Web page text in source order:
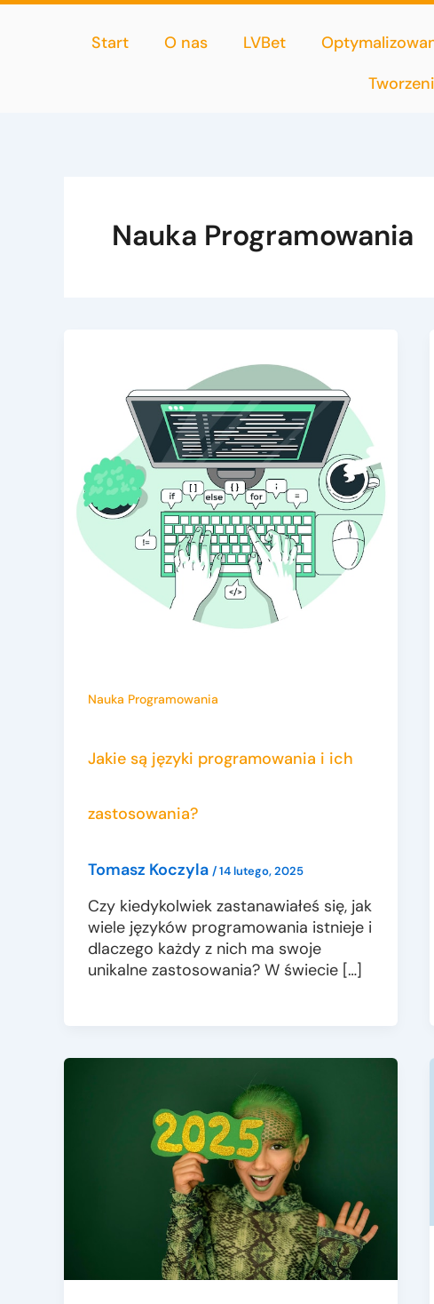
Przejdź
Start O nas LVBet
Nauka Programowania
Nauka Programowania
Jakie są języki programowania i ich
zastosowania?
Tomasz Koczyla /14 lutego, 2025
Czy kiedykolwiek zastanawiałeś się, jak
wiele języków programowania istnieje i
dlaczego każdy z nich ma swoje
unikalne zastosowania? W świecie […]